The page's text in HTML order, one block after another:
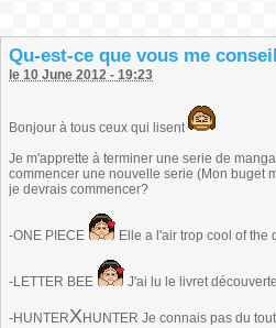
Qu-est-ce que vous me
le 10 June 2012 - 19:23
Bonjour à tous ceux qui lisent
Je m'apprette à terminer une serie de
commencer une nouvelle serie (Mon buget
je devrais commencer?
-ONE PIECE Elle a l'air trop cool of the
-LETTER BEE J'ai lu le livret
-HUNTERXHUNTER Je connais pas du